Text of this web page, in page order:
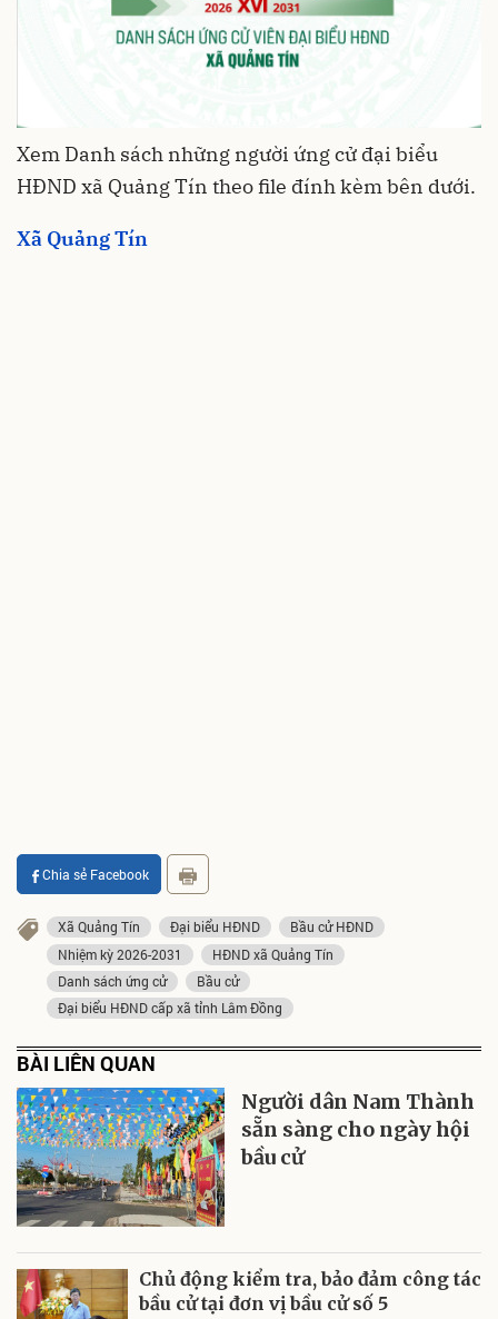
Xem Danh sách những người ứng cử đại biểu
HĐND xã Quảng Tín theo file đính kèm bên dưới.
Xã Quảng Tín
Chia sẻ Facebook
Xã Quảng Tín Đại biểu HĐND
Bầu cử HĐND
Nhiệm kỳ 2026-2031
HĐND xã Quảng Tín
Danh sách ứng cử
Bầu cử
Đại biểu HĐND cấp xã tỉnh Lâm Đồng
BÀI LIÊN QUAN
Người dân Nam Thành
sẵn sàng cho ngày hội
bầu cử
Chủ động kiểm tra, bảo đảm công tác
bầu cử tại đơn vị bầu cử số 5